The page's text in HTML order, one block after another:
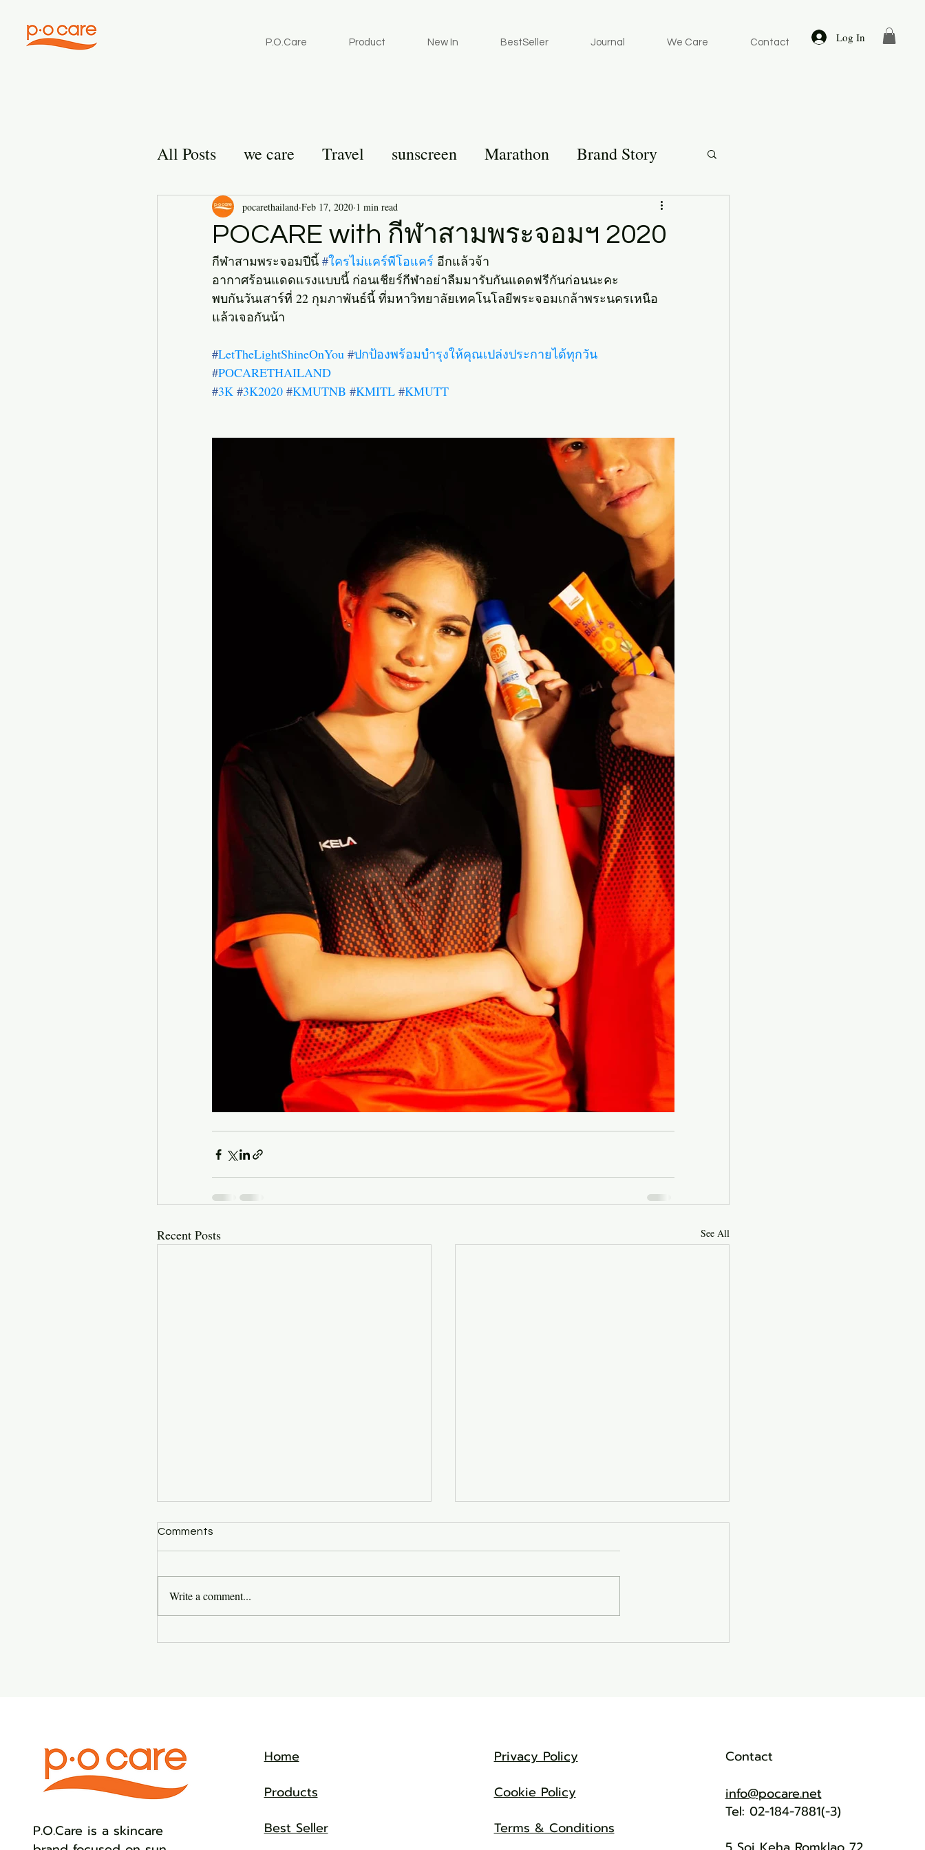
P.O.Care Product New In BestSeller Journal We Care Contact Log In
All Posts we care Travel sunscreen Marathon Brand Story
อาบแดด
POCARE with กีฬาสามพระจอมฯ 2020
pocarethailand Feb 17, 2020 1 min read
กีฬาสามพระจอมปีนี้ #ใครไม่แคร์พีโอแคร์ อีกแล้วจ้า
อากาศร้อนแดดแรงแบบนี้ ก่อนเชียร์กีฬาอย่าลืมมารับกันแดดฟรีกันก่อนนะคะ
พบกันวันเสาร์ที่ 22 กุมภาพันธ์นี้ ที่มหาวิทยาลัยเทคโนโลยีพระจอมเกล้าพระนครเหนือ
แล้วเจอกันน้า
#LetTheLightShineOnYou #ปกป้องพร้อมบำรุงให้คุณเปล่งประกายได้ทุกวัน
#POCARETHAILAND
#3K #3K2020 #KMUTNB #KMITL #KMUTT
Recent Posts See All
Comments
Write a comment...
​P.O.Care is a skincare
Home
Products
Best Seller
Privacy Policy
Cookie Policy
Terms & Conditions
Contact
info@pocare.net
Tel: 02-184-7881(-3)